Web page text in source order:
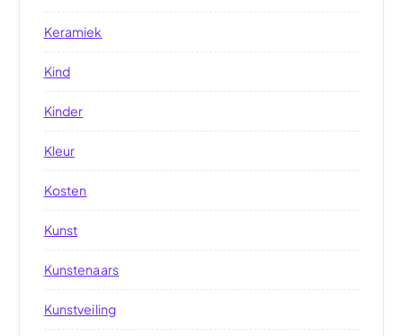
Keramiek
Kind
Kinder
Kleur
Kosten
Kunst
Kunstenaars
Kunstveiling